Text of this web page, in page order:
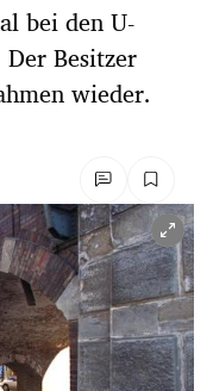
bei den U-
Besitzer
wieder.